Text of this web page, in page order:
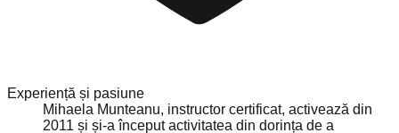
Experiență și pasiune
Mihaela Munteanu, instructor certificat, activează din
2011 și și-a început activitatea din dorința de a